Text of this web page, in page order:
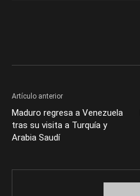
Artículo anterior
Maduro regresa a Venezuela
tras su visita a Turquía y
Arabia Saudí